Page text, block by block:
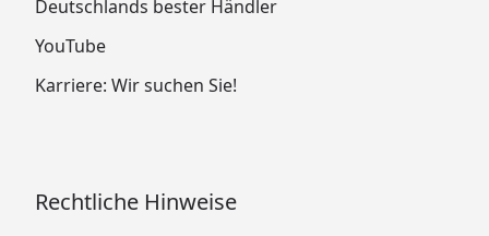
Deutschlands bester Händler
YouTube
Karriere: Wir suchen Sie!
Rechtliche Hinweise